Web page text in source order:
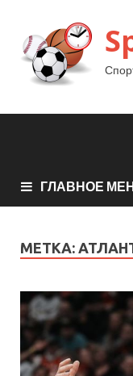
ГЛАВНОЕ
МЕТКА: